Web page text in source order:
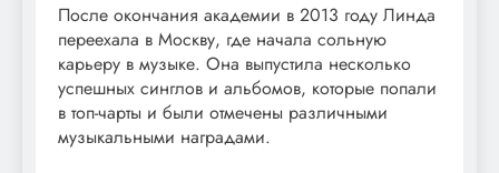
После окончания академии в 2013 году Линда
переехала в Москву, где начала сольную
карьеру в музыке. Она выпустила несколько
успешных синглов и альбомов, которые попали
в топ-чарты и были отмечены различными
музыкальными наградами.